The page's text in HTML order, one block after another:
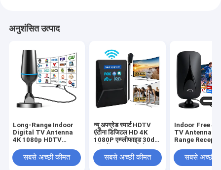
अनुशंसित उत्पाद
Long-Range Indoor
Digital TV Antenna
4K 1080p HDTV
Smart TVs Supports
Local Channels Made
सबसे अच्छी कीमत
न्यू अपग्रेड स्मार्ट HDTV
एंटीना डिजिटल HD 4K
1080P एम्प्लीफाइड 30dbi
आउटडोर प्लास्टिक एरियल
सबसे अच्छी कीमत
Indoor Free 4K
TV Antenna
Range
Old TVs
VHF UHF
सबसे अच्छी